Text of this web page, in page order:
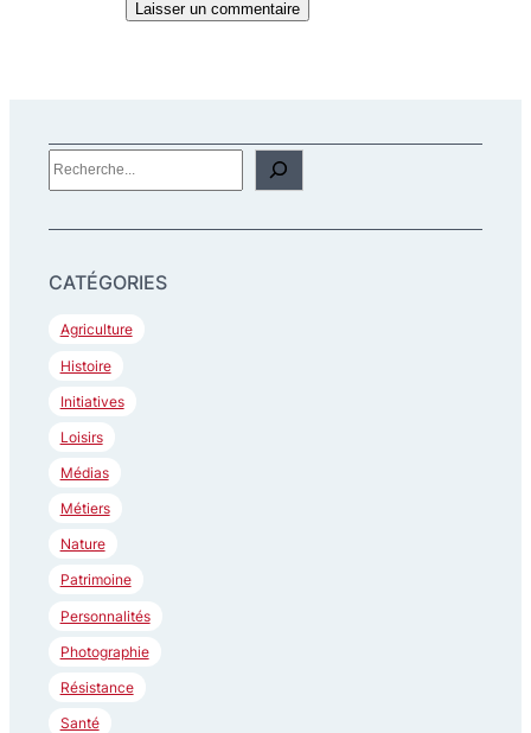
R
e
c
e
CATÉGORIES
Agriculture
Histoire
Initiatives
Loisirs
Médias
Métiers
Nature
Patrimoine
Personnalités
Photographie
Résistance
Santé